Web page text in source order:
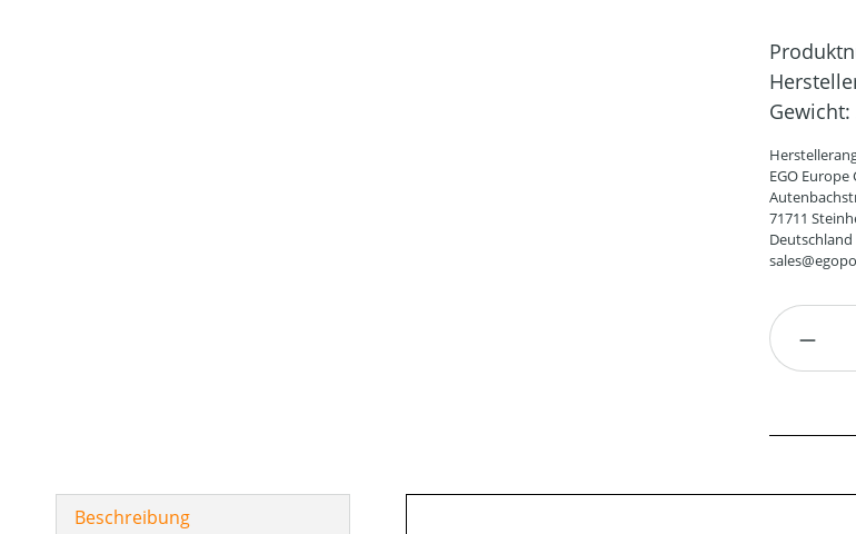
Gewicht:
EGO Europe
71711
Deutschland
Beschreibung